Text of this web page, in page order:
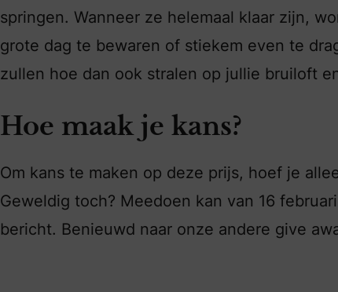
springen. Wanneer ze helemaal klaar zijn,
grote dag te bewaren of stiekem even te
zullen hoe dan ook stralen op jullie bruiloft
Hoe maak je kans?
Om kans te maken op deze prijs, hoef je
Geweldig toch? Meedoen kan van 16
bericht. Benieuwd naar onze andere give